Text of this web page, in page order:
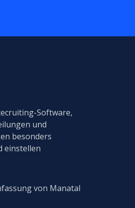
Software,
und
besonders
einstellen
von Manatal